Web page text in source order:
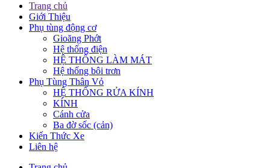
Trang chủ
Giới Thiệu
Phụ tùng động cơ
Gioăng Phớt
Hệ thống điện
HỆ THỐNG LÀM MÁT
Hệ thống bôi trơn
Phụ Tùng Thân Vỏ
HỆ THỐNG RỬA KÍNH
KÍNH
Cánh cửa
Ba đờ sốc (cản)
Kiến Thức Xe
Liên hệ